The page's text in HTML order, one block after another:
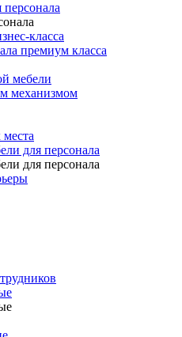
класса
премиум класса
мебели
механизмом
для персонала
для персонала